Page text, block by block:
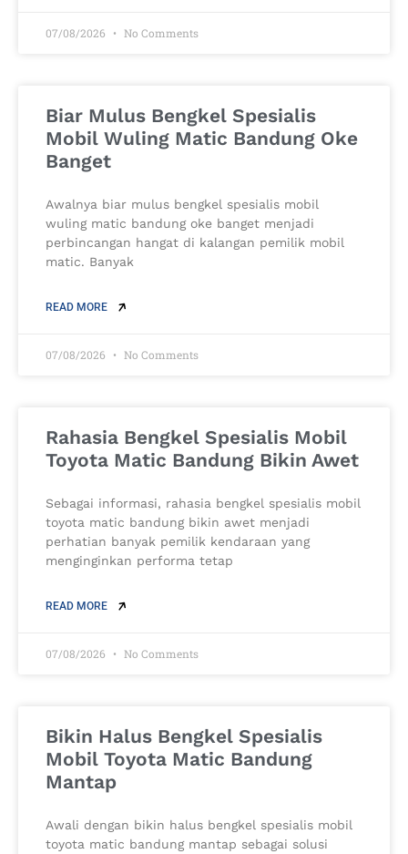
07/08/2026 No Comments
Biar Mulus Bengkel Spesialis
Mobil Wuling Matic Bandung Oke
Banget
Awalnya biar mulus bengkel spesialis mobil
wuling matic bandung oke banget menjadi
perbincangan hangat di kalangan pemilik mobil
matic. Banyak
READ MORE
07/08/2026 No Comments
Rahasia Bengkel Spesialis Mobil
Toyota Matic Bandung Bikin Awet
Sebagai informasi, rahasia bengkel spesialis mobil
toyota matic bandung bikin awet menjadi
perhatian banyak pemilik kendaraan yang
menginginkan performa tetap
READ MORE
07/08/2026 No Comments
Bikin Halus Bengkel Spesialis
Mobil Toyota Matic Bandung
Mantap
Awali dengan bikin halus bengkel spesialis mobil
toyota matic bandung mantap sebagai solusi